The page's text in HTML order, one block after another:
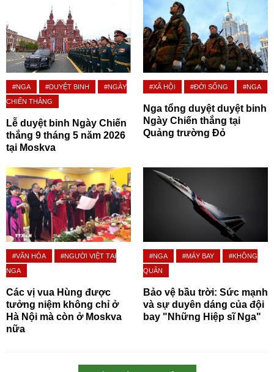
#NGA #DUYỆT BINH
#NGÀY
CHIẾN THẮNG
Lễ duyệt binh Ngày Chiến
thắng 9 tháng 5 năm 2026
tại Moskva
#XÃ HỘI #ĐỜI SỐNG #NGA
Nga tổng duyệt duyệt binh
Ngày Chiến thắng tại
Quảng trường Đỏ
#VĂN HÓA
#NGƯỜI VIỆT TẠI
NGA
Các vị vua Hùng được
tưởng niệm không chỉ ở
Hà Nội mà còn ở Moskva
nữa
#NGA #MÁY BAY
#KHÔNG
QUÂN
Bảo vệ bầu trời: Sức mạnh
và sự duyên dáng của đội
bay "Những Hiệp sĩ Nga"